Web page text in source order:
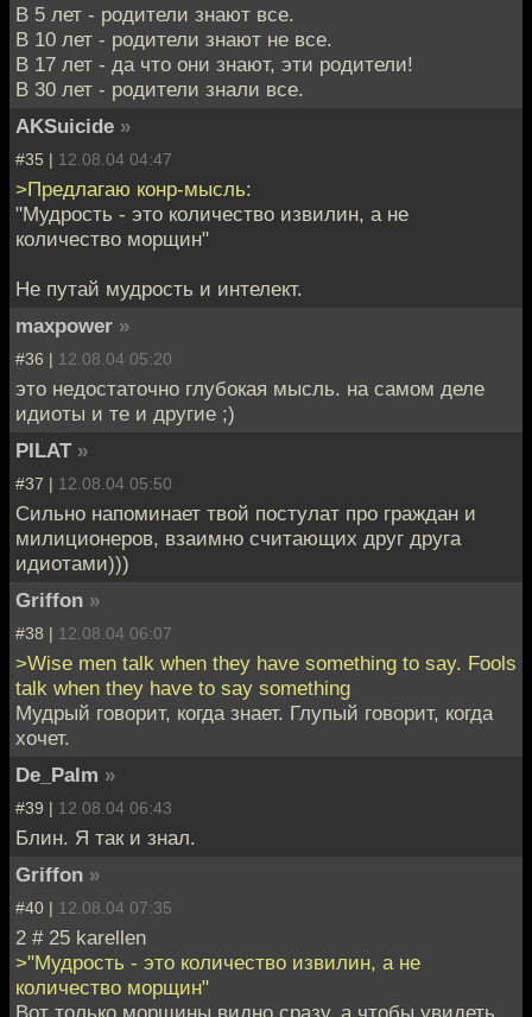
В 5 лет - родители знают все.
В 10 лет - родители знают не все.
В 17 лет - да что они знают, эти родители!
В 30 лет - родители знали все.
AKSuicide »
#35 | 12.08.04 04:47
>Предлагаю конр-мысль:
"Мудрость - это количество извилин, а не
количество морщин"
Не путай мудрость и интелект.
maxpower »
#36 | 12.08.04 05:20
это недостаточно глубокая мысль. на самом деле
идиоты и те и другие ;)
PILAT »
#37 | 12.08.04 05:50
Сильно напоминает твой постулат про граждан и
милиционеров, взаимно считающих друг друга
идиотами)))
Griffon »
#38 | 12.08.04 06:07
>Wise men talk when they have something to say. Fools
talk when they have to say something
Мудрый говорит, когда знает. Глупый говорит, когда
хочет.
De_Palm »
#39 | 12.08.04 06:43
Блин. Я так и знал.
Griffon »
#40 | 12.08.04 07:35
2 # 25 karellen
>"Мудрость - это количество извилин, а не
количество морщин"
Вот только морщины видно сразу, а чтобы увидеть